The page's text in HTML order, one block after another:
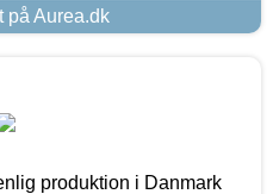
på Aurea.dk
produktion i Danmark